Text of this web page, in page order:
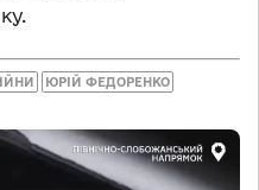
ЮРІЙ ФЕДОРЕНКО